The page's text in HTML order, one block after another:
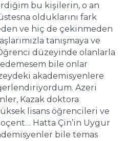
bu kişilerin, o an
olduklarını fark
ve hiç de çekinmeden
tanışmaya ve
düzeyinde olanlarla
bile onlar
akademisyenlere
Azeri
Kazak doktora
lisans öğrencileri ve
Hatta Çin’in Uygur
bile temas